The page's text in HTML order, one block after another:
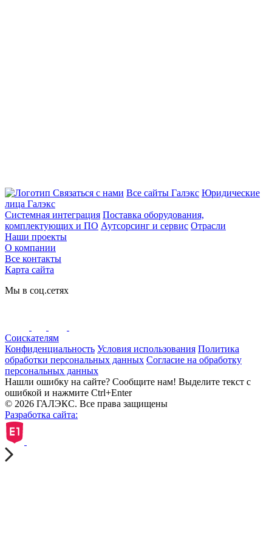
Связаться с нами Все сайты Галэкс Юридические
лица Галэкс
Системная интеграция Поставка оборудования,
комплектующих и ПО Аутсорсинг и сервис Отрасли
Наши проекты
О компании
Все контакты
Карта сайта
Мы в соц.сетях
Соискателям
Конфиденциальность Условия использования Политика
обработки персональных данных Согласие на обработку
персональных данных
Нашли ошибку на сайте? Сообщите нам! Выделите текст с
ошибкой и нажмите Ctrl+Enter
© 2026 ГАЛЭКС. Все права защищены
Разработка сайта: